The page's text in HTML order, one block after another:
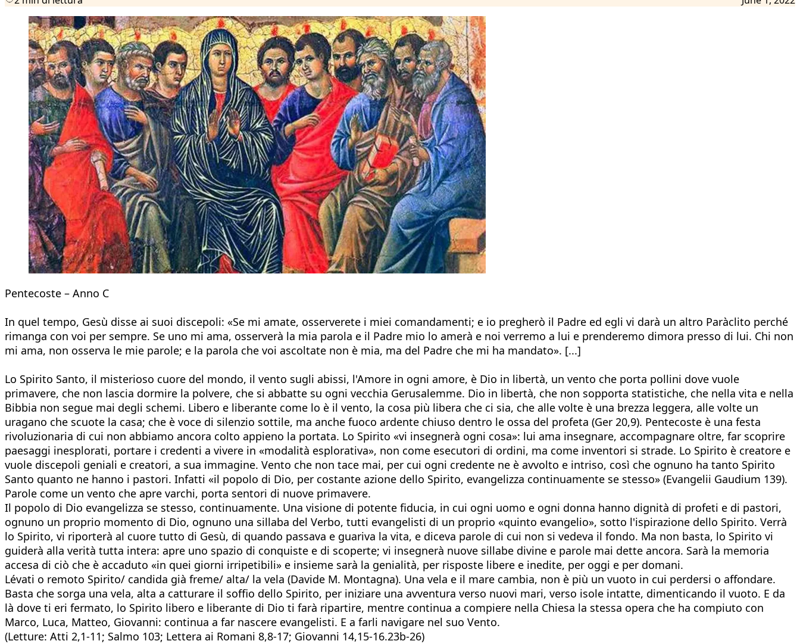
Pentecoste – Anno C
In quel tempo, Gesù disse ai suoi discepoli: «Se mi amate, osserverete i miei comandamenti; e io pregherò il Padre ed egli vi darà un altro Paràclito perché
rimanga con voi per sempre. Se uno mi ama, osserverà la mia parola e il Padre mio lo amerà e noi verremo a lui e prenderemo dimora presso di lui. Chi non
mi ama, non osserva le mie parole; e la parola che voi ascoltate non è mia, ma del Padre che mi ha mandato». [...]
Lo Spirito Santo, il misterioso cuore del mondo, il vento sugli abissi, l'Amore in ogni amore, è Dio in libertà, un vento che porta pollini dove vuole
primavere, che non lascia dormire la polvere, che si abbatte su ogni vecchia Gerusalemme. Dio in libertà, che non sopporta statistiche, che nella vita e nella
Bibbia non segue mai degli schemi. Libero e liberante come lo è il vento, la cosa più libera che ci sia, che alle volte è una brezza leggera, alle volte un
uragano che scuote la casa; che è voce di silenzio sottile, ma anche fuoco ardente chiuso dentro le ossa del profeta (Ger 20,9). Pentecoste è una festa
rivoluzionaria di cui non abbiamo ancora colto appieno la portata. Lo Spirito «vi insegnerà ogni cosa»: lui ama insegnare, accompagnare oltre, far scoprire
paesaggi inesplorati, portare i credenti a vivere in «modalità esplorativa», non come esecutori di ordini, ma come inventori si strade. Lo Spirito è creatore e
vuole discepoli geniali e creatori, a sua immagine. Vento che non tace mai, per cui ogni credente ne è avvolto e intriso, così che ognuno ha tanto Spirito
Santo quanto ne hanno i pastori. Infatti «il popolo di Dio, per costante azione dello Spirito, evangelizza continuamente se stesso» (Evangelii Gaudium 139).
Parole come un vento che apre varchi, porta sentori di nuove primavere.
Il popolo di Dio evangelizza se stesso, continuamente. Una visione di potente fiducia, in cui ogni uomo e ogni donna hanno dignità di profeti e di pastori,
ognuno un proprio momento di Dio, ognuno una sillaba del Verbo, tutti evangelisti di un proprio «quinto evangelio», sotto l'ispirazione dello Spirito. Verrà
lo Spirito, vi riporterà al cuore tutto di Gesù, di quando passava e guariva la vita, e diceva parole di cui non si vedeva il fondo. Ma non basta, lo Spirito vi
guiderà alla verità tutta intera: apre uno spazio di conquiste e di scoperte; vi insegnerà nuove sillabe divine e parole mai dette ancora. Sarà la memoria
accesa di ciò che è accaduto «in quei giorni irripetibili» e insieme sarà la genialità, per risposte libere e inedite, per oggi e per domani.
Lévati o remoto Spirito/ candida già freme/ alta/ la vela (Davide M. Montagna). Una vela e il mare cambia, non è più un vuoto in cui perdersi o affondare.
Basta che sorga una vela, alta a catturare il soffio dello Spirito, per iniziare una avventura verso nuovi mari, verso isole intatte, dimenticando il vuoto. E da
là dove ti eri fermato, lo Spirito libero e liberante di Dio ti farà ripartire, mentre continua a compiere nella Chiesa la stessa opera che ha compiuto con
Marco, Luca, Matteo, Giovanni: continua a far nascere evangelisti. E a farli navigare nel suo Vento.
(Letture: Atti 2,1-11; Salmo 103; Lettera ai Romani 8,8-17; Giovanni 14,15-16.23b-26)